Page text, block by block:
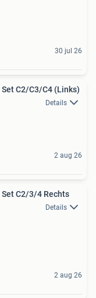
30 jul 26
C2/C3/C4 (Links)
Details
2 aug 26
C2/3/4 Rechts
Details
2 aug 26